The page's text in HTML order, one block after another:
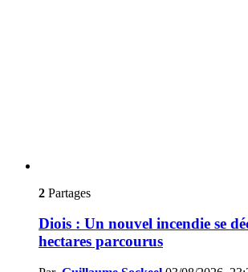
2 Partages
Diois : Un nouvel incendie se
hectares parcourus